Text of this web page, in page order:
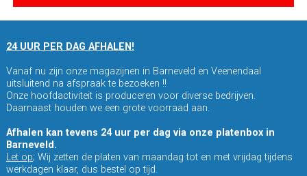
24 UUR PER DAG AFHALEN!
Vanaf nu zijn onze magazijnen in Barneveld en Veenendaal
uitsluitend na afspraak te bezoeken !!
Onze hoofdactiviteit is produceren voor diverse bedrijven.
Daarnaast houden we een grote voorraad aan.
Afhalen kan tevens 24 uur per dag via onze platenbox in
Barneveld.
Let op; Wij zetten de platen van maandag tot en met vrijdag tijdens
werkdagen klaar, dus bestel op tijd.